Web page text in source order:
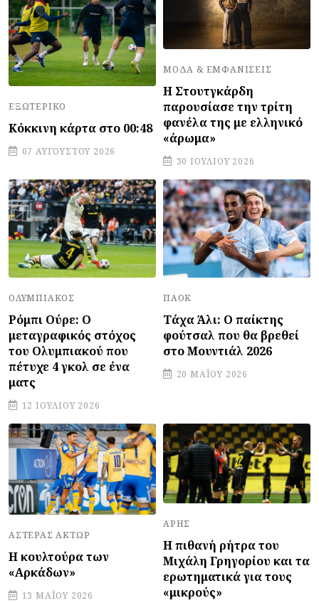
ΕΞΩΤΕΡΙΚΌ
Κόκκινη κάρτα στο 00:48
07 ΑΥΓΟΎΣΤΟΥ 2026
ΜΌΔΑ & ΕΜΦΑΝΊΣΕΙΣ
Η Στουτγκάρδη
παρουσίασε την τρίτη
φανέλα της με ελληνικό
«άρωμα»
30 ΙΟΥΛΊΟΥ 2026
ΟΛΥΜΠΙΑΚΌΣ
Ρόμπι Ούρε: Ο
μεταγραφικός στόχος
του Ολυμπιακού που
πέτυχε 4 γκολ σε ένα
ματς
12 ΙΟΥΛΊΟΥ 2026
ΠΑΟΚ
Τάχα Άλι: Ο παίκτης
φούτσαλ που θα βρεθεί
στο Μουντιάλ 2026
20 ΜΑΪ́ΟΥ 2026
ΑΣΤΈΡΑΣ ΆΚΤΩΡ
Η κουλτούρα των
«Αρκάδων»
13 ΜΑΪ́ΟΥ 2026
ΆΡΗΣ
Η πιθανή ρήτρα του
Μιχάλη Γρηγορίου και τα
ερωτηματικά για τους
«μικρούς»